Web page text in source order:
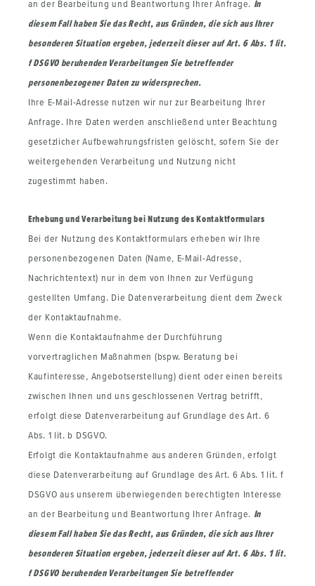
an der Bearbeitung und Beantwortung Ihrer Anfrage. In
diesem Fall haben Sie das Recht, aus Gründen, die sich aus Ihrer
besonderen Situation ergeben, jederzeit dieser auf Art. 6 Abs. 1 lit.
f DSGVO beruhenden Verarbeitungen Sie betreffender
personenbezogener Daten zu widersprechen.
Ihre E-Mail-Adresse nutzen wir nur zur Bearbeitung Ihrer
Anfrage. Ihre Daten werden anschließend unter Beachtung
gesetzlicher Aufbewahrungsfristen gelöscht, sofern Sie der
weitergehenden Verarbeitung und Nutzung nicht
zugestimmt haben.
Erhebung und Verarbeitung bei Nutzung des Kontaktformulars
Bei der Nutzung des Kontaktformulars erheben wir Ihre
personenbezogenen Daten (Name, E-Mail-Adresse,
Nachrichtentext) nur in dem von Ihnen zur Verfügung
gestellten Umfang. Die Datenverarbeitung dient dem Zweck
der Kontaktaufnahme.
Wenn die Kontaktaufnahme der Durchführung
vorvertraglichen Maßnahmen (bspw. Beratung bei
Kaufinteresse, Angebotserstellung) dient oder einen bereits
zwischen Ihnen und uns geschlossenen Vertrag betrifft,
erfolgt diese Datenverarbeitung auf Grundlage des Art. 6
Abs. 1 lit. b DSGVO.
Erfolgt die Kontaktaufnahme aus anderen Gründen, erfolgt
diese Datenverarbeitung auf Grundlage des Art. 6 Abs. 1 lit. f
DSGVO aus unserem überwiegenden berechtigten Interesse
an der Bearbeitung und Beantwortung Ihrer Anfrage. In
diesem Fall haben Sie das Recht, aus Gründen, die sich aus Ihrer
besonderen Situation ergeben, jederzeit dieser auf Art. 6 Abs. 1 lit.
f DSGVO beruhenden Verarbeitungen Sie betreffender